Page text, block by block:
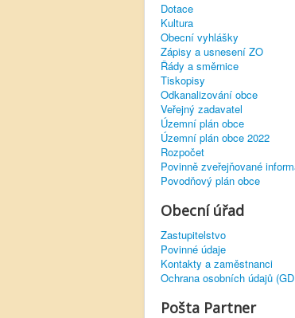
Dotace
Kultura
Obecní vyhlášky
Zápisy a usnesení ZO
Řády a směrnice
Tiskopisy
Odkanalizování obce
Veřejný zadavatel
Územní plán obce
Územní plán obce 2022
Rozpočet
Povinně zveřejňované
Povodňový plán obce
Obecní úřad
Zastupitelstvo
Povinné údaje
Kontakty a zaměstnanci
Ochrana osobních údajů
Pošta Partner